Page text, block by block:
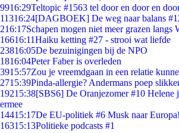
9916:29Teltopic #1563 tel door en door en
11316:24[DAGBOEK] De weg naar balans
216:17Schapen mogen niet meer grazen langs
16616:11Haiku ketting #27 - strooi wat liefde
23816:05De bezuinigingen bij de NPO
1816:04Peter Faber is overleden
3915:57Zou je vreemdgaan in een relatie
2715:39Pinda-allergie? Andermans poep
19215:38[SBS6] De Oranjezomer #10 Helene
ermee
14415:17De EU-politiek #6 Musk naar Europa!
16315:13Politieke podcasts #1